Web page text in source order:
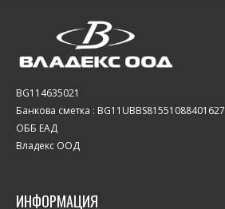
BG114635021
Банкова сметка : BG11UBBS81551088401627
ОББ ЕАД
Владекс ООД
ИНФОРМАЦИЯ